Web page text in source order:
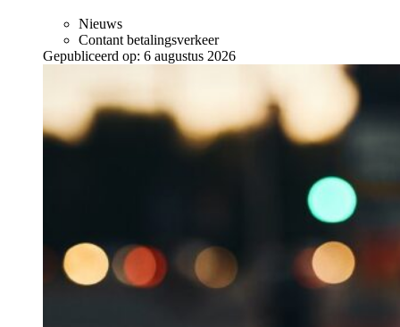
Nieuws
Contant betalingsverkeer
Gepubliceerd op: 6 augustus 2026